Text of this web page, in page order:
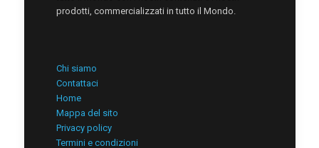
prodotti, commercializzati in tutto il Mondo.
Chi siamo
Contattaci
Home
Mappa del sito
Privacy policy
Termini e condizioni